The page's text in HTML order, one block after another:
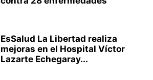
EsSalud La Libertad realiza
mejoras en el Hospital Víctor
Lazarte Echegaray...